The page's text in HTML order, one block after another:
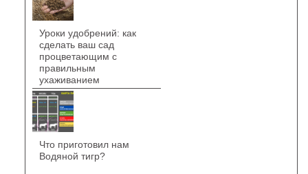
Уроки удобрений: как
сделать ваш сад
процветающим с
правильным
ухаживанием
Что приготовил нам
Водяной тигр?